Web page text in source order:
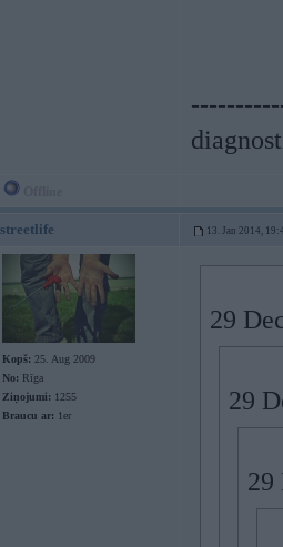
streetlife 13. Jan 2014,
Kopš: 25. Aug 2009
No: Rīga
Ziņojumi: 1255
Braucu ar: 1er
29
29
29